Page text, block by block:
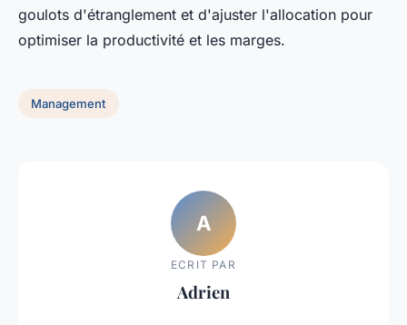
goulots d'étranglement et d'ajuster l'allocation pour
optimiser la productivité et les marges.
Management
A
ECRIT PAR
Adrien